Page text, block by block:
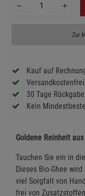
Zur
Kauf auf
30 Tage
Kein
Goldene Reinheit
Tauchen Sie ein in
Dieses Bio-Ghee
viel Sorgfalt von
frei von